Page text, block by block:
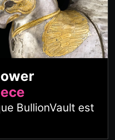
BullionVault est